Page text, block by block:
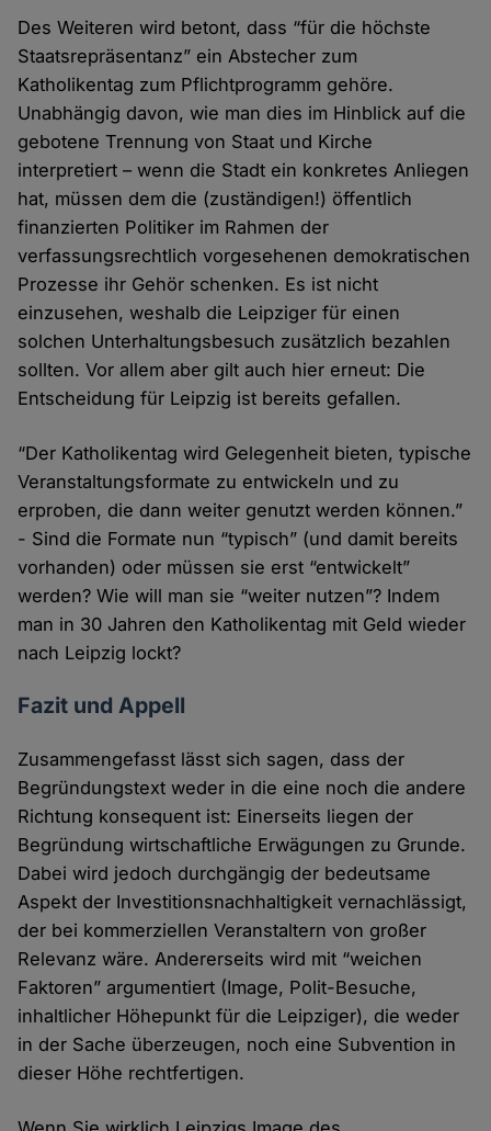
Des Weiteren wird betont, dass “für die höchste
Staatsrepräsentanz” ein Abstecher zum
Katholikentag zum Pflichtprogramm gehöre.
Unabhängig davon, wie man dies im Hinblick auf die
gebotene Trennung von Staat und Kirche
interpretiert – wenn die Stadt ein konkretes Anliegen
hat, müssen dem die (zuständigen!) öffentlich
finanzierten Politiker im Rahmen der
verfassungsrechtlich vorgesehenen demokratischen
Prozesse ihr Gehör schenken. Es ist nicht
einzusehen, weshalb die Leipziger für einen
solchen Unterhaltungsbesuch zusätzlich bezahlen
sollten. Vor allem aber gilt auch hier erneut: Die
Entscheidung für Leipzig ist bereits gefallen.
“Der Katholikentag wird Gelegenheit bieten, typische
Veranstaltungsformate zu entwickeln und zu
erproben, die dann weiter genutzt werden können.”
- Sind die Formate nun “typisch” (und damit bereits
vorhanden) oder müssen sie erst “entwickelt”
werden? Wie will man sie “weiter nutzen”? Indem
man in 30 Jahren den Katholikentag mit Geld wieder
nach Leipzig lockt?
Fazit und Appell
Zusammengefasst lässt sich sagen, dass der
Begründungstext weder in die eine noch die andere
Richtung konsequent ist: Einerseits liegen der
Begründung wirtschaftliche Erwägungen zu Grunde.
Dabei wird jedoch durchgängig der bedeutsame
Aspekt der Investitionsnachhaltigkeit vernachlässigt,
der bei kommerziellen Veranstaltern von großer
Relevanz wäre. Andererseits wird mit “weichen
Faktoren” argumentiert (Image, Polit-Besuche,
inhaltlicher Höhepunkt für die Leipziger), die weder
in der Sache überzeugen, noch eine Subvention in
dieser Höhe rechtfertigen.